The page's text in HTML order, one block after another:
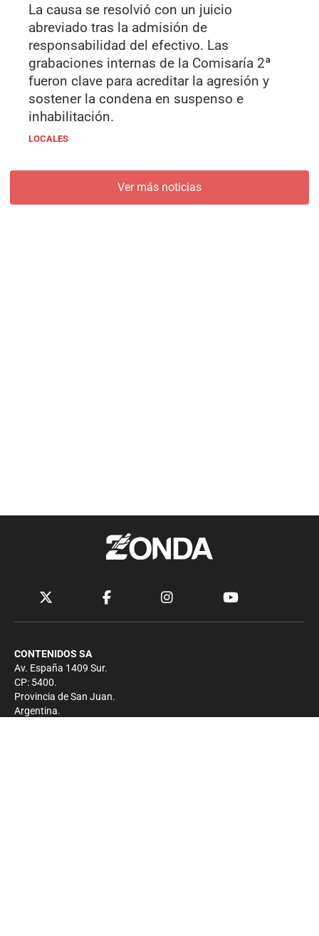
La causa se resolvió con un juicio
abreviado tras la admisión de
responsabilidad del efectivo. Las
grabaciones internas de la Comisaría 2ª
fueron clave para acreditar la agresión y
sostener la condena en suspenso e
inhabilitación.
LOCALES
Ver más noticias
CONTENIDOS SA
Av. España 1409 Sur.
CP: 5400.
Provincia de San Juan.
Argentina.